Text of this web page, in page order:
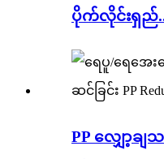
ပိုက်လိုင်းရှည်
PP လျှော့ချ